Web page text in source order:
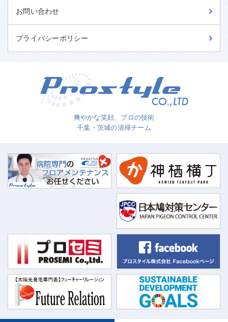
お問い合わせ
プライバシーポリシー
爽やかな笑顔、プロの技術
千葉・茨城の清掃チーム